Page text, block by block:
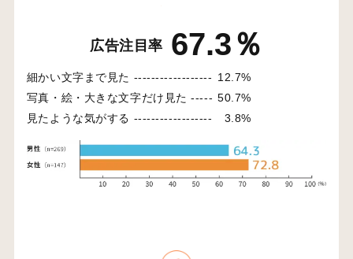
広告注目率 67.3％
細かい文字まで見た ------------------ 12.7%
写真・絵・大きな文字だけ見た ----- 50.7%
見たような気がする ------------------
3.8%